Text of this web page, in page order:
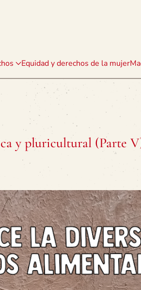
Equidad y derechos de la mujer
y pluricultural (Parte